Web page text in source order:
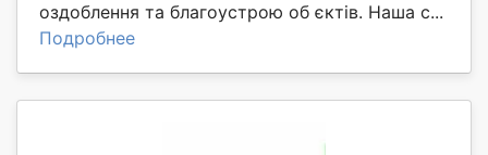
оздоблення та благоустрою об єктів. Наша с...
Подробнее